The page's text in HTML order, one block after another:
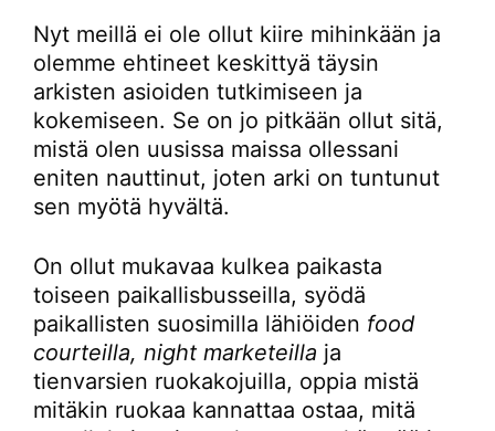
Nyt meillä ei ole ollut kiire mihinkään ja
olemme ehtineet keskittyä täysin
arkisten asioiden tutkimiseen ja
kokemiseen. Se on jo pitkään ollut sitä,
mistä olen uusissa maissa ollessani
eniten nauttinut, joten arki on tuntunut
sen myötä hyvältä.
On ollut mukavaa kulkea paikasta
toiseen paikallisbusseilla, syödä
paikallisten suosimilla lähiöiden food
courteilla, night marketeilla ja
tienvarsien ruokakojuilla, oppia mistä
mitäkin ruokaa kannattaa ostaa, mitä